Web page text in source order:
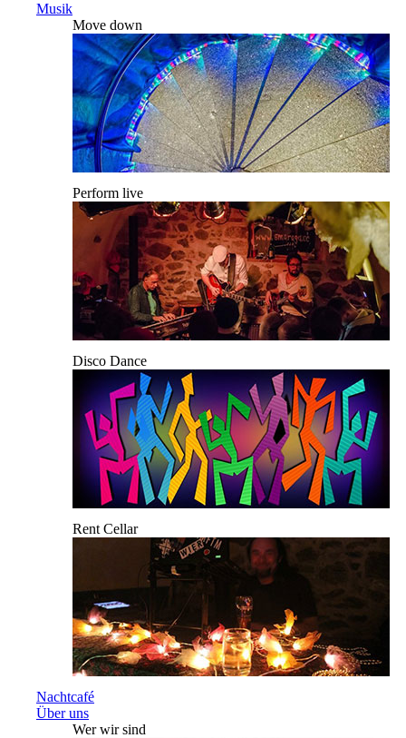
Musik
Move down
Perform live
Disco Dance
Rent Cellar
Nachtcafé
Über uns
Wer wir sind